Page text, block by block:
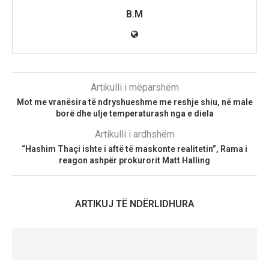
B.M
Artikulli i mëparshëm
Mot me vranësira të ndryshueshme me reshje shiu, në male
borë dhe ulje temperaturash nga e diela
Artikulli i ardhshëm
“Hashim Thaçi ishte i aftë të maskonte realitetin”, Rama i
reagon ashpër prokurorit Matt Halling
ARTIKUJ TË NDËRLIDHURA